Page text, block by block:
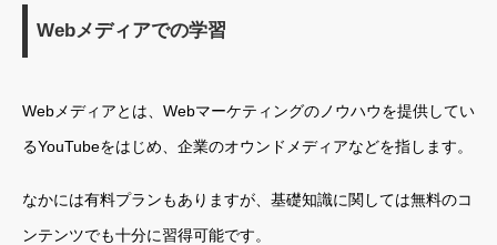
Webメディアでの学習
Webメディアとは、Webマーケティングのノウハウを提供してい
るYouTubeをはじめ、企業のオウンドメディアなどを指します。
なかには有料プランもありますが、基礎知識に関しては無料のコ
ンテンツでも十分に習得可能です。